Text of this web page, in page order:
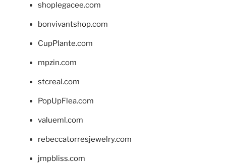
shoplegacee.com
bonvivantshop.com
CupPlante.com
mpzin.com
stcreal.com
PopUpFlea.com
valueml.com
rebeccatorresjewelry.com
jmpbliss.com